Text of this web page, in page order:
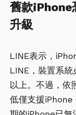
舊款iPhone
升級
LINE表示，
LINE，裝置系統
以上。不過，依
低僅支援iPhone